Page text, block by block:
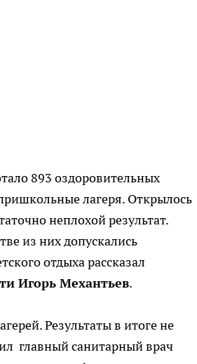
893 оздоровительных
лагеря. Открылось
неплохой результат.
из них допускались
отдыха рассказал
Игорь Механтьев.
Результаты в итоге не
главный санитарный врач